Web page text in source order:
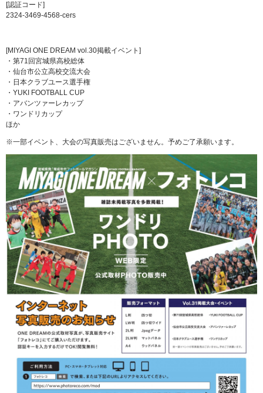
[認証コード]
2324-3469-4568-cers
[MIYAGI ONE DREAM vol.30掲載イベント]
・第71回宮城県高校総体
・仙台市公立高校交流大会
・日本クラブユース選手権
・YUKI FOOTBALL CUP
・アバンツァーレカップ
・ワンドリカップ
ほか
※一部イベント、大会の写真販売はございません。予めご了承願います。